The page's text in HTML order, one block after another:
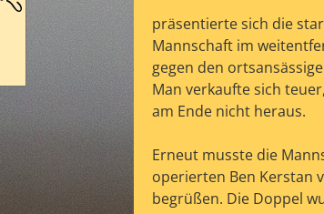
präsentierte sich die
Mannschaft im
gegen den
Man verkaufte sich
am Ende nicht heraus.
Erneut musste die
operierten Ben Kerstan
begrüßen. Die Doppel